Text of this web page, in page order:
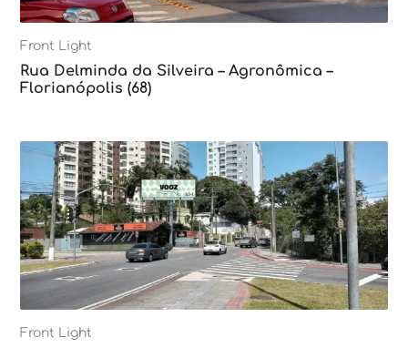
Front Light
Rua Delminda da Silveira – Agronômica –
Florianópolis (68)
Front Light